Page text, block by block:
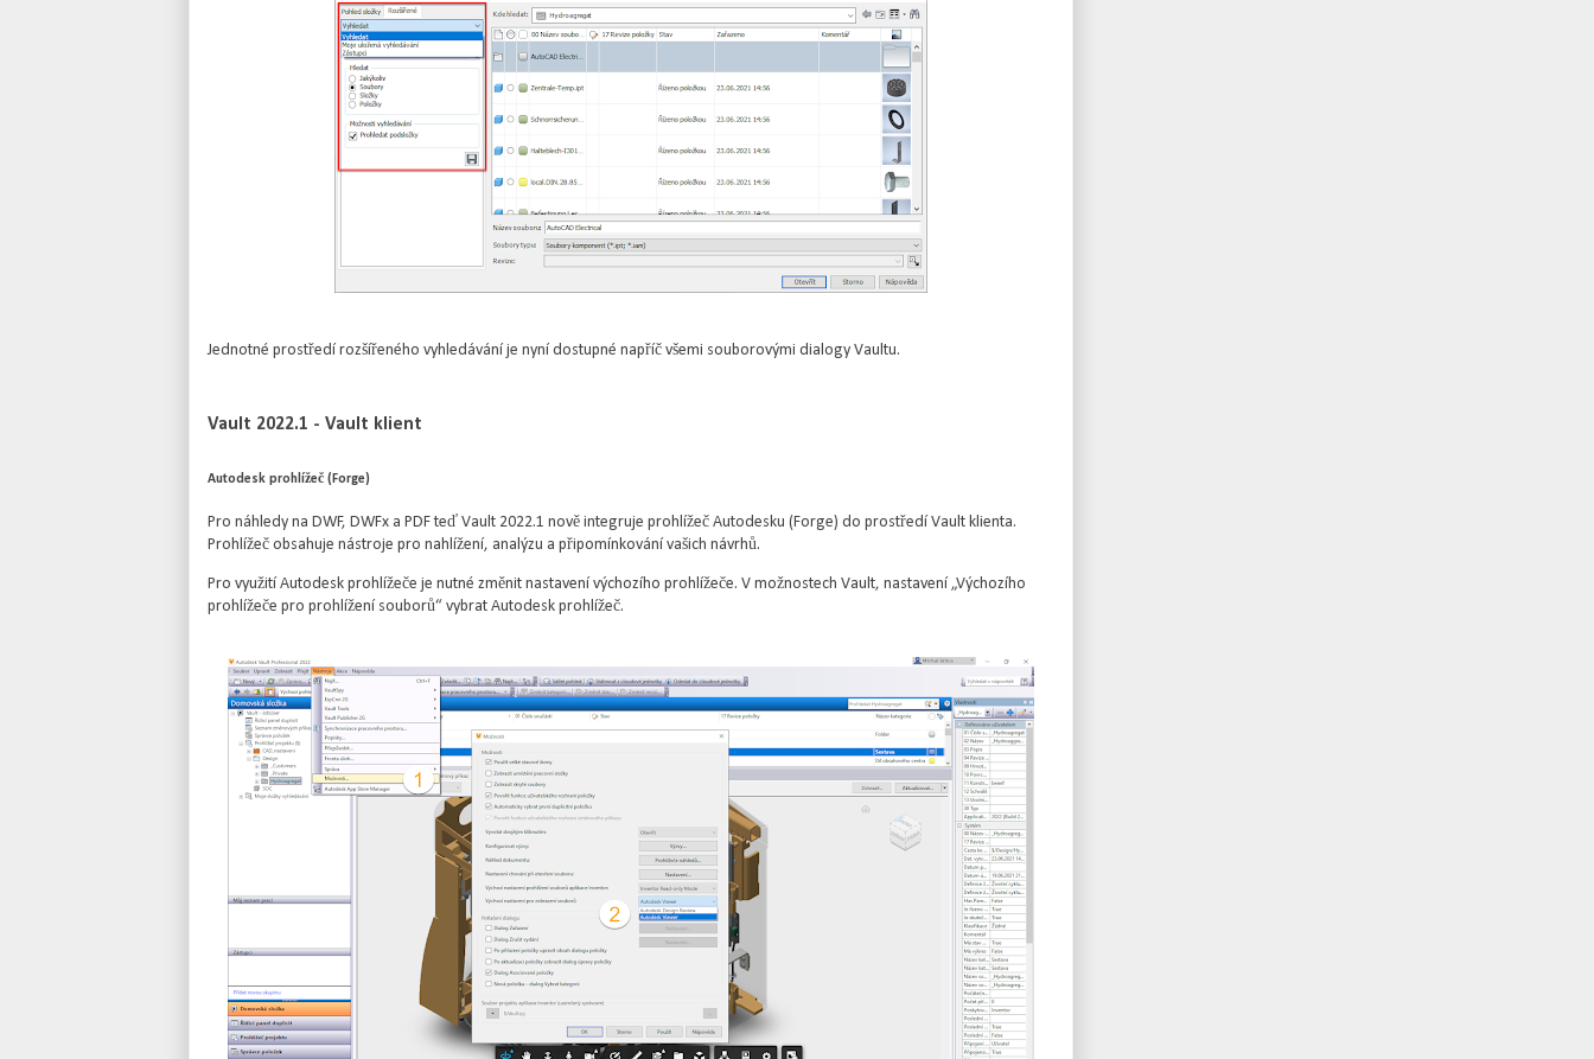
Jednotné prostředí rozšířeného vyhledávání je nyní dostupné napříč všemi souborovými dialogy Vaultu.
Vault 2022.1 - Vault klient
Autodesk prohlížeč (Forge)
Pro náhledy na DWF, DWFx a PDF teď Vault 2022.1 nově integruje prohlížeč Autodesku (Forge) do prostředí Vault klienta.
Prohlížeč obsahuje nástroje pro nahlížení, analýzu a připomínkování vašich návrhů.
Pro využití Autodesk prohlížeče je nutné změnit nastavení výchozího prohlížeče. V možnostech Vault, nastavení „Výchozího
prohlížeče pro prohlížení souborů“ vybrat Autodesk prohlížeč.